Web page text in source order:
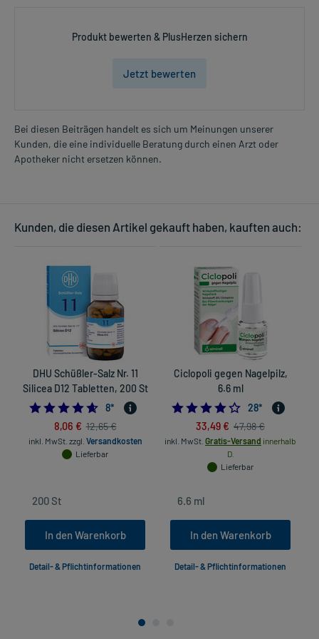
Produkt bewerten & PlusHerzen sichern
Jetzt bewerten
Bei diesen Beiträgen handelt es sich um Meinungen unserer
Kunden, die eine individuelle Beratung durch einen Arzt oder
Apotheker nicht ersetzen können.
Kunden, die diesen Artikel gekauft haben, kauften auch:
DHU Schüßler-Salz Nr. 11
Silicea D12 Tabletten, 200 St
4.625
8*
8,06 € 12,65 €
inkl. MwSt. zzgl. Versandkosten
Lieferbar
In den Warenkorb
Detail- & Pflichtinformationen
Ciclopoli gegen Nagelpilz,
6.6 ml
4.0
28*
33,49 € 47,98 €
inkl. MwSt. Gratis-Versand innerhalb
D.
Lieferbar
In den Warenkorb
Detail- & Pflichtinformationen